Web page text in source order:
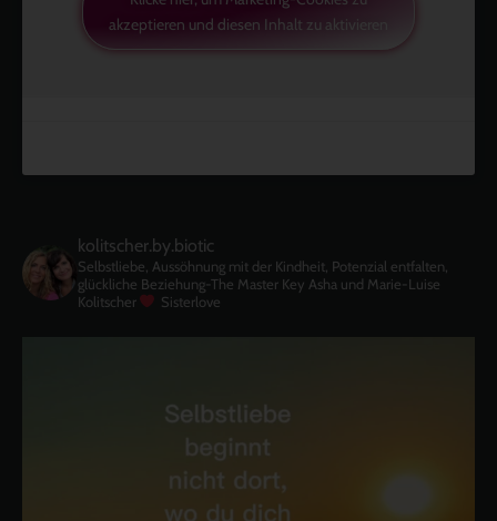
akzeptieren und diesen Inhalt zu aktivieren
kolitscher.by.biotic
Selbstliebe, Aussöhnung mit der Kindheit, Potenzial entfalten,
glückliche Beziehung-The Master Key Asha und Marie-Luise
Kolitscher
Sisterlove